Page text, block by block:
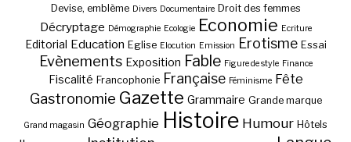
Devise, emblème Divers Documentaire Droit des femmes
Décryptage Démographie Ecologie Economie Ecriture
Editorial Education Eglise Elocution Emission Erotisme Essai
Evènements Exposition Fable Figure de style Finance
Fiscalité Francophonie Française Féminisme Fête
Gastronomie Gazette Grammaire Grande marque
Grand magasin Géographie Histoire Humour Hôtels